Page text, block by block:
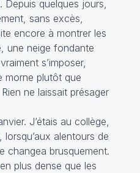
Depuis quelques jours,
sans excès,
encore à montrer les
une neige fondante
s’imposer,
morne plutôt que
ne laissait présager
J’étais au collège,
lorsqu’aux alentours de
changea brusquement.
plus dense que les